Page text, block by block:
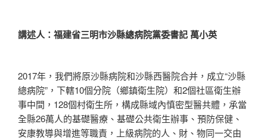
講述人：福建省三明市沙縣總病院黨委書記 萬小英
2017年，我們將原沙縣病院和沙縣西醫院合并，成立“沙縣
總病院”，下轄10個分院（鄉鎮衛生院）和2個社區衛生辦
事中間，128個村衛生所，構成縣域內慎密型醫共體，承當
全縣26萬人的基礎醫療、基礎公共衛生辦事、預防保健、
安康教導與增進等職責，上級病院的人、財、物同一交由